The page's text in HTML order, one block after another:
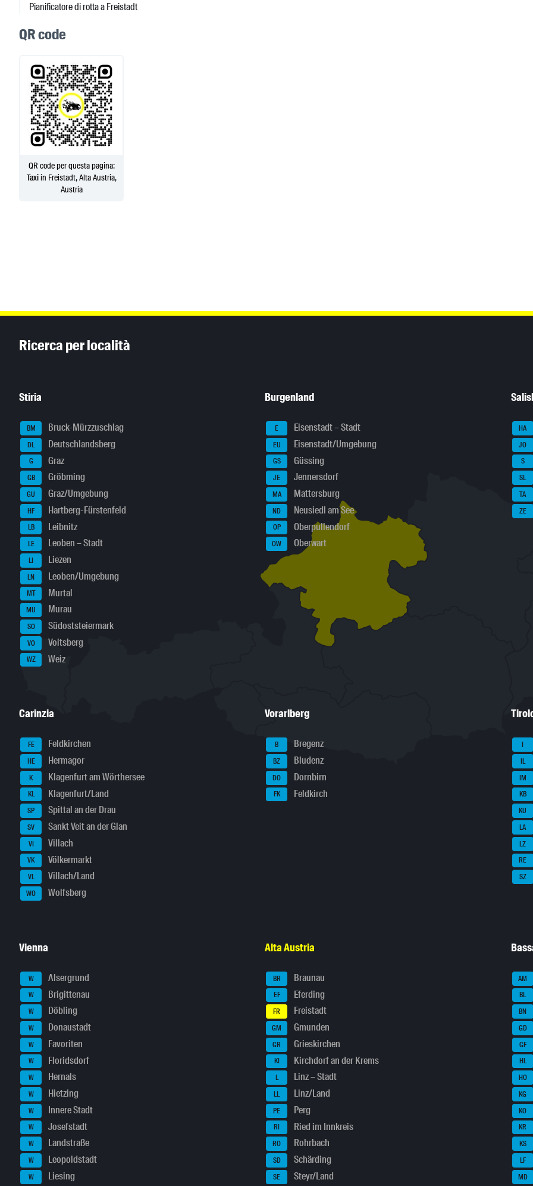
Pianificatore di rotta a Freistadt
QR code
QR code per questa pagina:
Taxiin Freistadt, Alta Austria,
Austria
Ricerca per località
Stiria
BM Bruck-Mürzzuschlag
DL Deutschlandsberg
G Graz
GB Gröbming
GU Graz/Umgebung
HF Hartberg-Fürstenfeld
LB Leibnitz
LE Leoben – Stadt
LI Liezen
LN Leoben/Umgebung
MT Murtal
MU Murau
SO Südoststeiermark
VO Voitsberg
WZ Weiz
Burgenland
E Eisenstadt – Stadt
EU Eisenstadt/Umgebung
GS Güssing
JE Jennersdorf
MA Mattersburg
ND Neusiedl am See
OP Oberpullendorf
OW Oberwart
HA
JO
S
SL
TA
ZE
Carinzia
FE Feldkirchen
HE Hermagor
K Klagenfurt am Wörthersee
KL Klagenfurt/Land
SP Spittal an der Drau
SV Sankt Veit an der Glan
VI Villach
VK Völkermarkt
VL Villach/Land
WO Wolfsberg
Vorarlberg
B Bregenz
BZ Bludenz
DO Dornbirn
FK Feldkirch
I
IL
IM
KB
KU
LA
LZ
RE
SZ
Vienna
W Alsergrund
W Brigittenau
W Döbling
W Donaustadt
W Favoriten
W Floridsdorf
W Hernals
W Hietzing
W Innere Stadt
W Josefstadt
W Landstraße
W Leopoldstadt
W Liesing
Alta Austria
BR Braunau
EF Eferding
FR Freistadt
GM Gmunden
GR Grieskirchen
KI Kirchdorf an der Krems
L Linz – Stadt
LL Linz/Land
PE Perg
RI Ried im Innkreis
RO Rohrbach
SD Schärding
SE Steyr/Land
AM
BL
BN
GD
GF
HL
HO
KG
KO
KR
KS
LF
MD